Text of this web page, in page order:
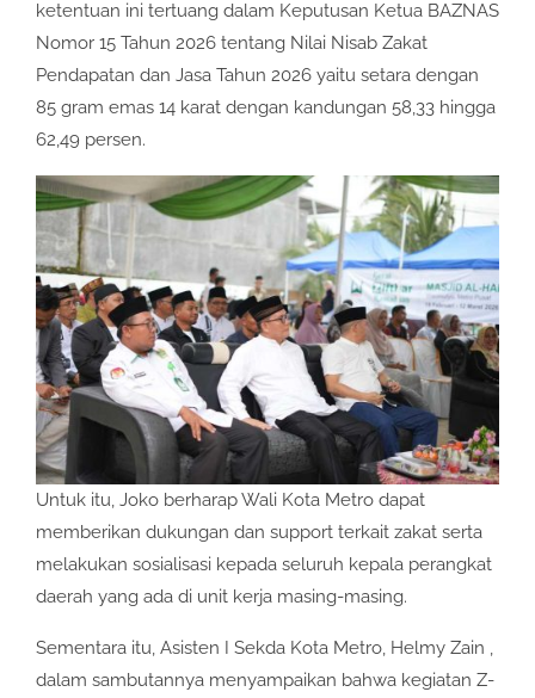
ketentuan ini tertuang dalam Keputusan Ketua BAZNAS
Nomor 15 Tahun 2026 tentang Nilai Nisab Zakat
Pendapatan dan Jasa Tahun 2026 yaitu setara dengan
85 gram emas 14 karat dengan kandungan 58,33 hingga
62,49 persen.
Untuk itu, Joko berharap Wali Kota Metro dapat
memberikan dukungan dan support terkait zakat serta
melakukan sosialisasi kepada seluruh kepala perangkat
daerah yang ada di unit kerja masing-masing.
Sementara itu, Asisten I Sekda Kota Metro, Helmy Zain ,
dalam sambutannya menyampaikan bahwa kegiatan Z-